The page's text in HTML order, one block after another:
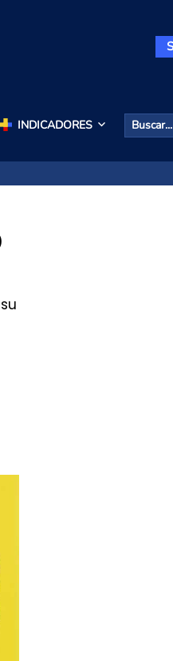
INDICADORES